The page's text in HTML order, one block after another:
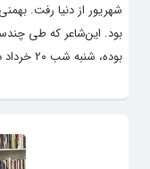
شهریور از دنیا رفت.
بود. این‌شاعر که طی
بوده، شنبه شب ۲۰ خرداد دچار سکته مغزی و در بیمارستان...